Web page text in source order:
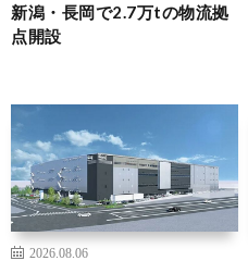
新潟・長岡で2.7万tの物流拠
点開設
2026.08.06